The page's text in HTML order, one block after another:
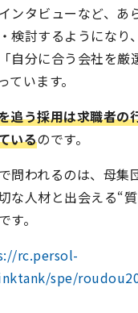
ンタビューなど、あ
検討するようになり
自分に合う会社を厳
ています。
追う採用は求職者の
いるのです。
問われるのは、母集
な人材と出会える“
す。
rc.persol-
spe/